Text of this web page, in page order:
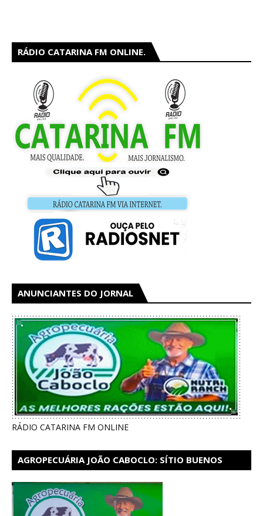
RÁDIO CATARINA FM ONLINE.
ANUNCIANTES DO JORNAL
RÁDIO CATARINA FM ONLINE
AGROPECUÁRIA JOÃO CABOCLO: SÍTIO BUENOS